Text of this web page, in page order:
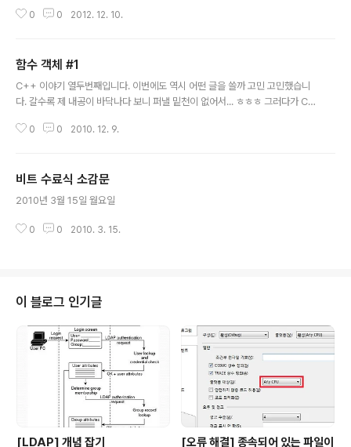
리 거짓 공유를 어느 정도 고려한 것과 그렇지 않은 것은 프로그램의 질에 큰 차
코드가 있다고 하죠. 코드1 int temp[1000][1000]; for( int i = 0; i < 100
0; ++i ) { for( int j = 0; j < 1000; ++j ) { temp[ i ][ j ] = i * j; // 인덱싱 i,
j..
0 0 2012. 12. 10.
함수 객체 #1
C++ 이야기 열두번째입니다. 이번에도 역시 어떤 글을 쓸까 고민 고민했습니
다. 갈수록 제 내공이 바닥나다 보니 퍼낼 밑천이 없어서... ㅎㅎㅎ 그러다가 C+
소개하기로 맘을 먹었습니다. 왜냐구요 ? 그건 다음 글을 읽으면서 한 번 느껴보
어 본다는 의미에서 설명해 보도록 하겠습니다. '함수 객체란 무엇인가 ?' 그 이
름에서 뜻을 유추해 본다면 함수처럼 작동하는 객체다라고 말씀드릴 수 있겠네
0 0 2010. 12. 9.
비트 수료식 소감문
2010년 3월 15일 월요일
0 0 2010. 3. 15.
이 블로그 인기글
[LDAP] 개념 잡기
[오류 해결] 종속되어 있는 파일이